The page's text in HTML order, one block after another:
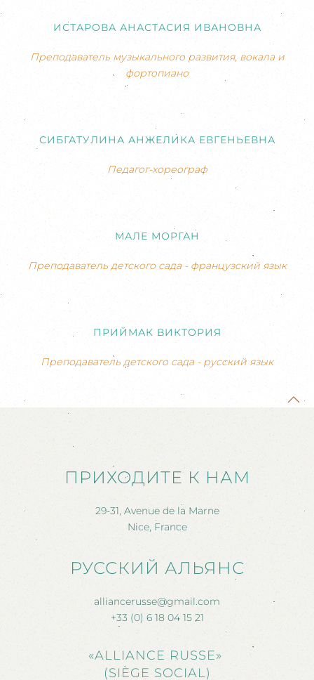
ИСТАРОВА АНАСТАСИЯ ИВАНОВНА
Преподаватель музыкального развития, вокала и
фортопиано
СИБГАТУЛИНА АНЖЕЛИКА ЕВГЕНЬЕВНА
Педагог-хореограф
МАЛЕ МОРГАН
Преподаватель детского сада - французский язык
ПРИЙМАК ВИКТОРИЯ
Преподаватель детского сада - русский язык
ПРИХОДИТЕ К НАМ
29-31, Avenue de la Marne
Nice, France
РУССКИЙ АЛЬЯНС
alliancerusse@gmail.com
+33 (0) 6 18 04 15 21
«ALLIANCE RUSSE»
(SIÈGE SOCIAL)